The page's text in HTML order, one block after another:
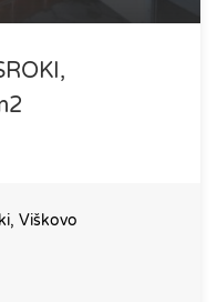
Viškovo